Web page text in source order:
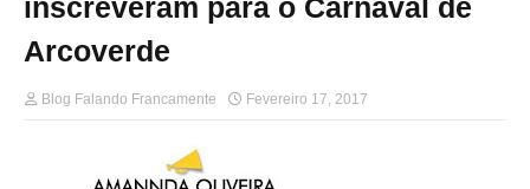
inscreveram para o Carnaval de
Arcoverde
Blog Falando Francamente Fevereiro 17, 2017